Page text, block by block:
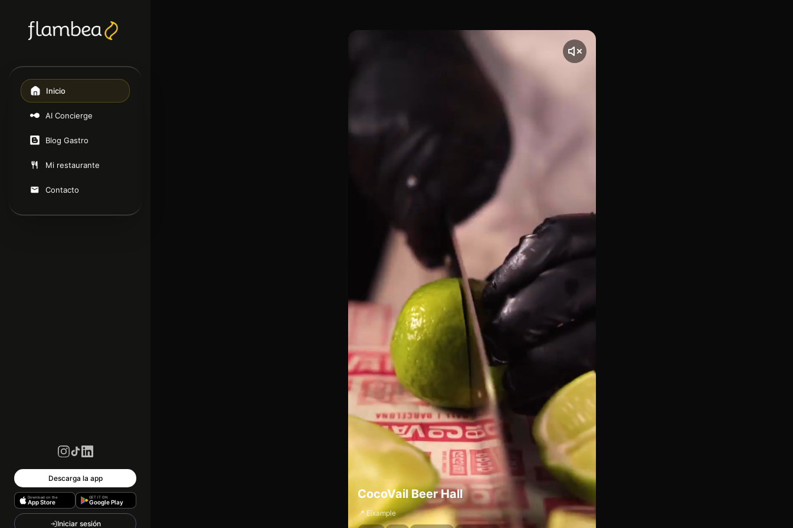
Inicio
AI Concierge
Blog Gastro
Mi restaurante
Contacto
Descarga la app
Download on the
App Store
GET IT ON
Google Play
Iniciar sesión
CocoVail Beer Hall
📍 Eixample
Ubicado estratégicamente en el Carrer d'Aragó, 284, Barcelona, CocoVail Beer Hall se alza como
[00:00 - Escena 1: Introducción y Ambiente] El vídeo comienza con una toma de CocoVail Beer